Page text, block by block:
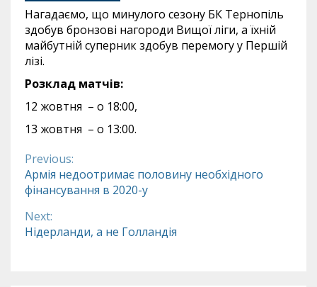
Нагадаємо, що минулого сезону БК Тернопіль
здобув бронзові нагороди Вищої ліги, а їхній
майбутній суперник здобув перемогу у Першій
лізі.
Розклад матчів:
12 жовтня – о 18:00,
13 жовтня – о 13:00.
Continue
Reading
Previous:
Армія недоотримає половину необхідного
фінансування в 2020-у
Next:
Нідерланди, а не Голландія